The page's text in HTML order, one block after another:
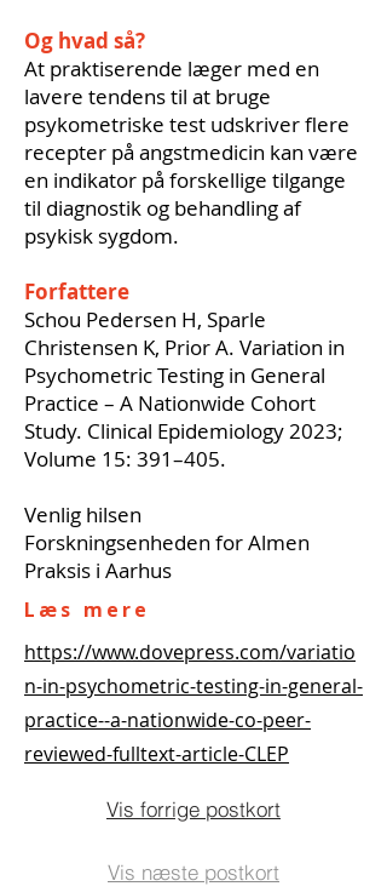
Og hvad så?
At praktiserende læger med en
lavere tendens til at bruge
psykometriske test udskriver flere
recepter på angstmedicin kan være
en indikator på forskellige tilgange
til diagnostik og behandling af
psykisk sygdom.
Forfattere
Schou Pedersen H, Sparle
Christensen K, Prior A. Variation in
Psychometric Testing in General
Practice – A Nationwide Cohort
Study. Clinical Epidemiology 2023;
Volume 15: 391–405.
Venlig hilsen
Forskningsenheden for Almen
Praksis i Aarhus
Læs mere
https://www.dovepress.com/variatio
n-in-psychometric-testing-in-general-
practice--a-nationwide-co-peer-
reviewed-fulltext-article-CLEP
Vis forrige postkort
Vis næste postkort